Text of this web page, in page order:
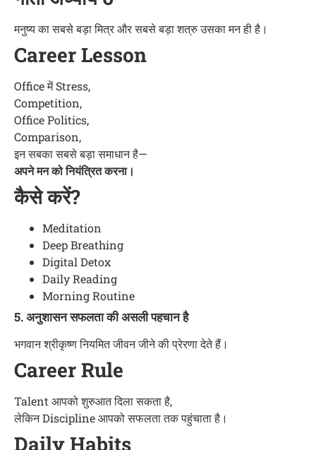
मनुष्य का सबसे बड़ा मित्र और सबसे बड़ा शत्रु उसका मन ही है।
Career Lesson
Office में Stress,
Competition,
Office Politics,
Comparison,
इन सबका सबसे बड़ा समाधान है—
अपने मन को नियंत्रित करना।
कैसे करें?
Meditation
Deep Breathing
Digital Detox
Daily Reading
Morning Routine
5. अनुशासन सफलता की असली पहचान है
भगवान श्रीकृष्ण नियमित जीवन जीने की प्रेरणा देते हैं।
Career Rule
Talent आपको शुरुआत दिला सकता है,
लेकिन Discipline आपको सफलता तक पहुंचाता है।
Daily Habits